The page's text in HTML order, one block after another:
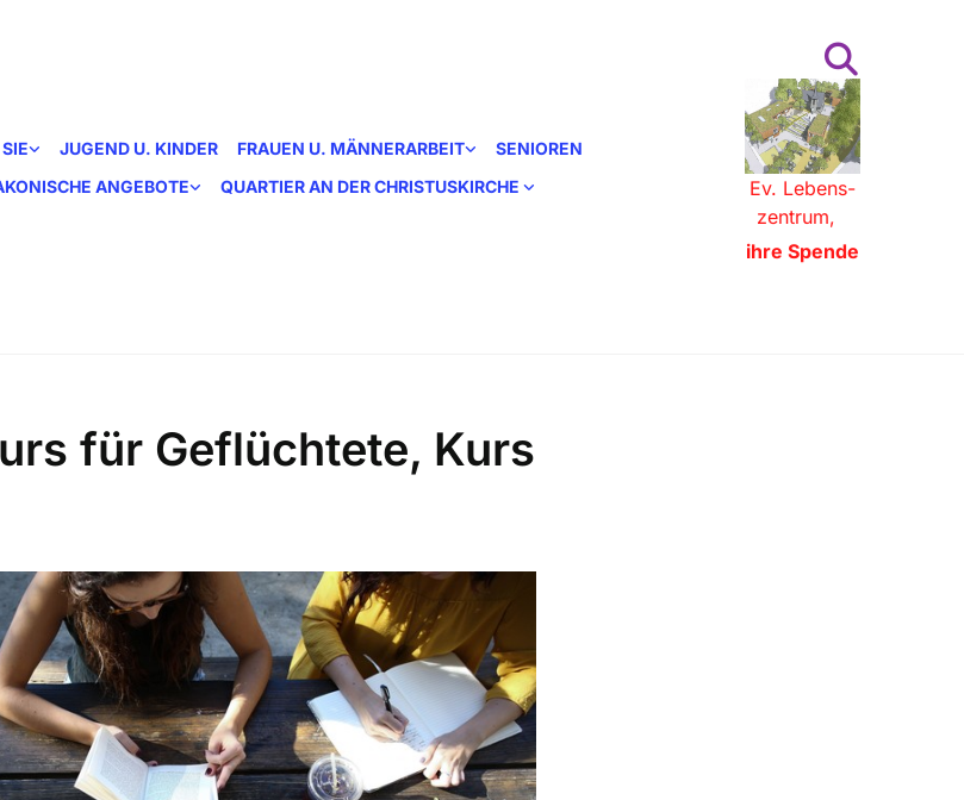
JUGEND U. KINDER FRAUEN U. MÄNNERARBEIT
SENIOREN
ANGEBOTE
QUARTIER AN DER CHRISTUSKIRCHE
Ev. Lebens-
zentrum,
ihre Spende
für Geflüchtete, Kurs